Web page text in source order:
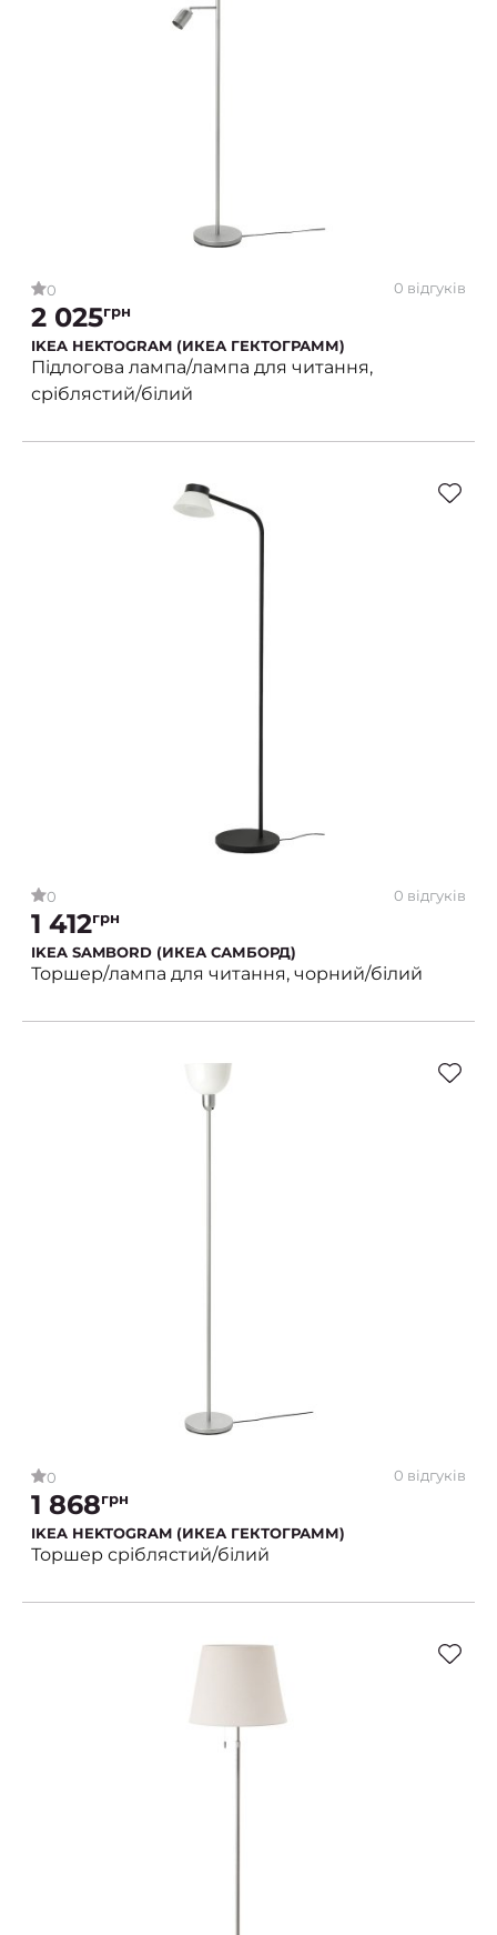
0 0 відгуків
2 025грн
IKEA HEKTOGRAM (ИКЕА ГЕКТОГРАММ)
Підлогова лампа/лампа для читання,
сріблястий/білий
0 0 відгуків
1 412грн
IKEA SAMBORD (ИКЕА САМБОРД)
Торшер/лампа для читання, чорний/білий
0 0 відгуків
1 868грн
IKEA HEKTOGRAM (ИКЕА ГЕКТОГРАММ)
Торшер сріблястий/білий